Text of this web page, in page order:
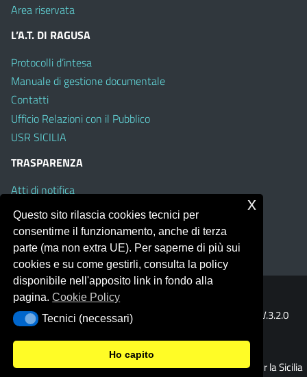
Area riservata
L’A.T. DI RAGUSA
Protocolli d’intesa
Manuale di gestione documentale
Contatti
Ufficio Relazioni con il Pubblico
USR SICILIA
TRASPARENZA
Atti di notifica
Albo on line
Amministrazione Trasparente
Obiettivi di Accessibilità
Portale realizzato con la piattaforma
Template Italia configurato sul tema accessibile
V.3.2.0
(Mizar)
© 2026 Ufficio Scolastico Regionale per la Sicilia
Questo sito rilascia cookies tecnici per
consentirne il funzionamento, anche di terza
parte (ma non extra UE). Per saperne di più sui
cookies e su come gestirli, consulta la policy
disponibile nell'apposito link in fondo alla
pagina.Cookie Policy
Tecnici (necessari)
Tecnici (necessari)
Ho capito
x